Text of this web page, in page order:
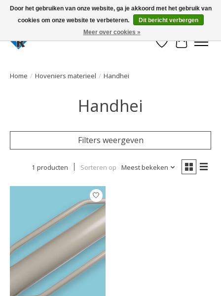
Large selection of products and fast shipping!
Verlanglijst
Home / Hoveniers materieel / Handhei
Handhei
Filters weergeven
1 producten Sorteren op Meest bekeken
Door het gebruiken van onze website, ga je akkoord met het gebruik van
cookies om onze website te verbeteren.
Dit bericht verbergen
Meer over cookies »